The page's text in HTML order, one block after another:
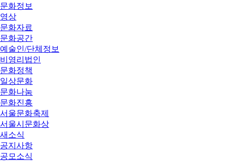
문화정보
영상
문화자료
문화공간
예술인/단체정보
비영리법인
문화정책
일상문화
문화나눔
문화진흥
서울문화축제
서울시문화상
새소식
공지사항
공모소식